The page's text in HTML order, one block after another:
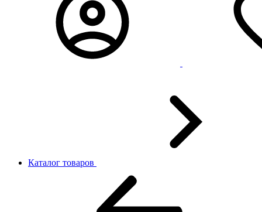
Каталог товаров